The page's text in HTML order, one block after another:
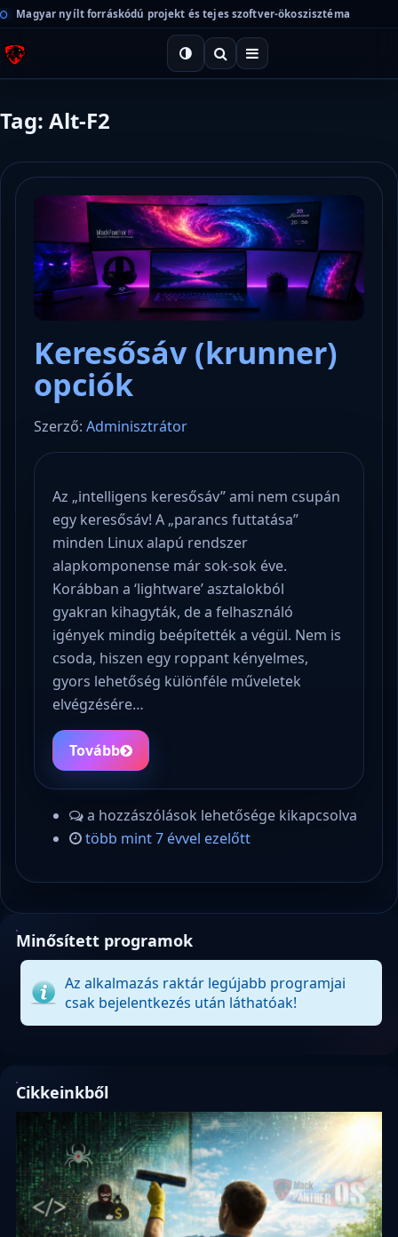
Magyar nyílt forráskódú projekt és tejes szoftver-ökoszisztéma
Tag: Alt-F2
Keresősáv (krunner)
opciók
Szerző: Adminisztrátor
Az „intelligens keresősáv” ami nem csupán
egy keresősáv! A „parancs futtatása”
minden Linux alapú rendszer
alapkomponense már sok-sok éve.
Korábban a ‘lightware’ asztalokból
gyakran kihagyták, de a felhasználó
igények mindig beépítették a végül. Nem is
csoda, hiszen egy roppant kényelmes,
gyors lehetőség különféle műveletek
elvégzésére…
Tovább
a hozzászólások lehetősége kikapcsolva
több mint 7 évvel ezelőtt
Minősített programok
Az alkalmazás raktár legújabb programjai
csak bejelentkezés után láthatóak!
Cikkeinkből